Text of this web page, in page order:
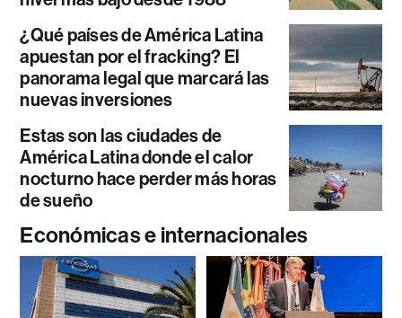
¿Qué países de América Latina
apuestan por el fracking? El
panorama legal que marcará las
nuevas inversiones
Estas son las ciudades de
América Latina donde el calor
nocturno hace perder más horas
de sueño
Económicas e internacionales